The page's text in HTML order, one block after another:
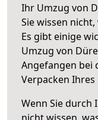
Ihr Umzug von
Sie wissen
Es gibt einige
Umzug von
Angefangen bei
Verpacken
Wenn Sie durch